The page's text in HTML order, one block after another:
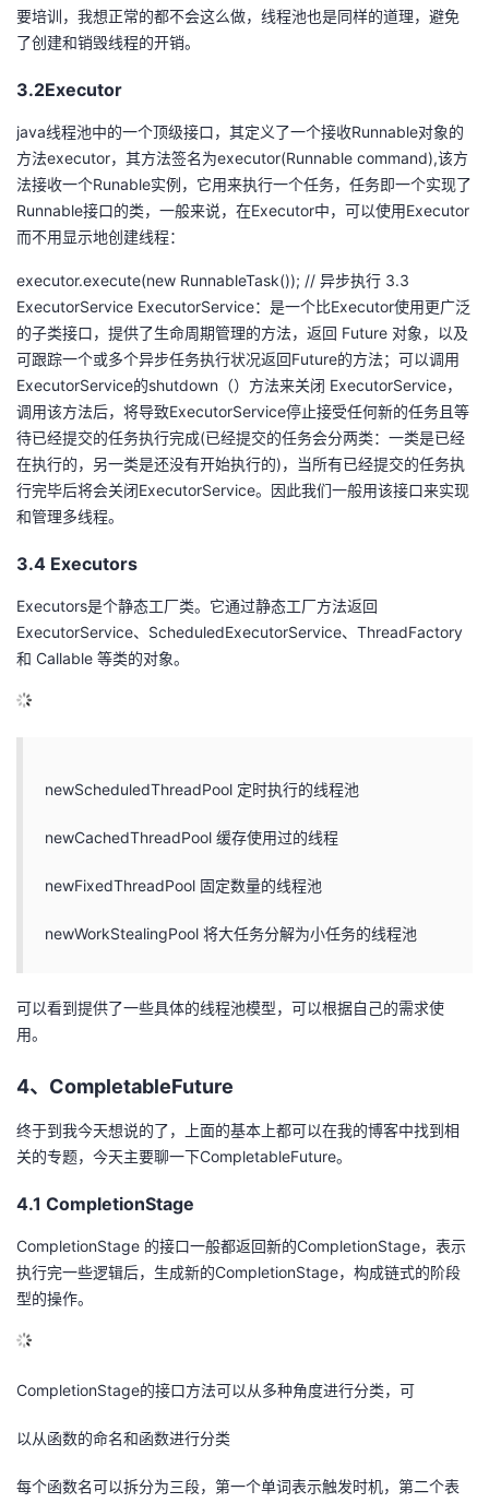
要培训，我想正常的都不会这么做，线程池也是同样的道理，避免
了创建和销毁线程的开销。
3.2Executor
java线程池中的一个顶级接口，其定义了一个接收Runnable对象的
方法executor，其方法签名为executor(Runnable command),该方
法接收一个Runable实例，它用来执行一个任务，任务即一个实现了
Runnable接口的类，一般来说，在Executor中，可以使用Executor
而不用显示地创建线程：
executor.execute(new RunnableTask()); // 异步执行 3.3
ExecutorService ExecutorService：是一个比Executor使用更广泛
的子类接口，提供了生命周期管理的方法，返回 Future 对象，以及
可跟踪一个或多个异步任务执行状况返回Future的方法；可以调用
ExecutorService的shutdown（）方法来关闭 ExecutorService，
调用该方法后，将导致ExecutorService停止接受任何新的任务且等
待已经提交的任务执行完成(已经提交的任务会分两类：一类是已经
在执行的，另一类是还没有开始执行的)，当所有已经提交的任务执
行完毕后将会关闭ExecutorService。因此我们一般用该接口来实现
和管理多线程。
3.4 Executors
Executors是个静态工厂类。它通过静态工厂方法返回
ExecutorService、ScheduledExecutorService、ThreadFactory
和 Callable 等类的对象。
newScheduledThreadPool 定时执行的线程池
newCachedThreadPool 缓存使用过的线程
newFixedThreadPool 固定数量的线程池
newWorkStealingPool 将大任务分解为小任务的线程池
可以看到提供了一些具体的线程池模型，可以根据自己的需求使
用。
4、CompletableFuture
终于到我今天想说的了，上面的基本上都可以在我的博客中找到相
关的专题，今天主要聊一下CompletableFuture。
4.1 CompletionStage
CompletionStage 的接口一般都返回新的CompletionStage，表示
执行完一些逻辑后，生成新的CompletionStage，构成链式的阶段
型的操作。
CompletionStage的接口方法可以从多种角度进行分类，可
以从函数的命名和函数进行分类
每个函数名可以拆分为三段，第一个单词表示触发时机，第二个表